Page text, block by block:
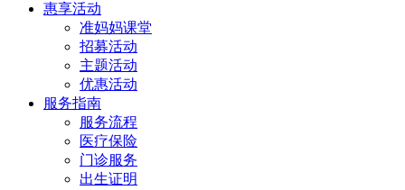
惠享活动
准妈妈课堂
招募活动
主题活动
优惠活动
服务指南
服务流程
医疗保险
门诊服务
出生证明